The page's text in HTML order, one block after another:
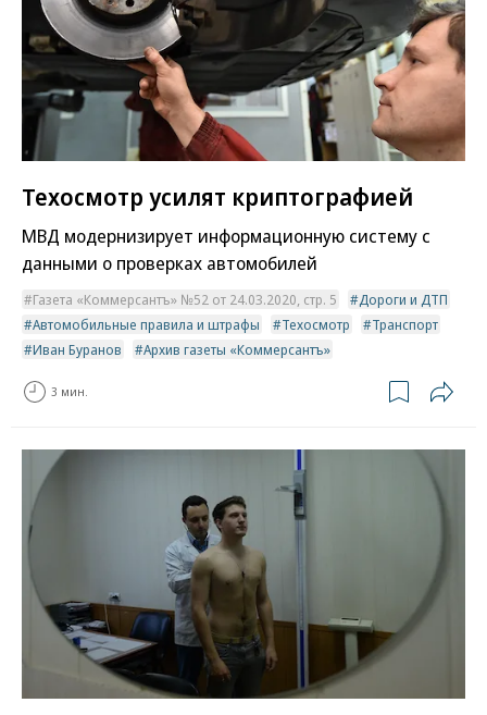
Техосмотр усилят криптографией
МВД модернизирует информационную систему с
данными о проверках автомобилей
Газета «Коммерсантъ» №52 от 24.03.2020, стр. 5
Дороги и ДТП
Автомобильные правила и штрафы
Техосмотр
Транспорт
Иван Буранов
Архив газеты «Коммерсантъ»
3 мин.